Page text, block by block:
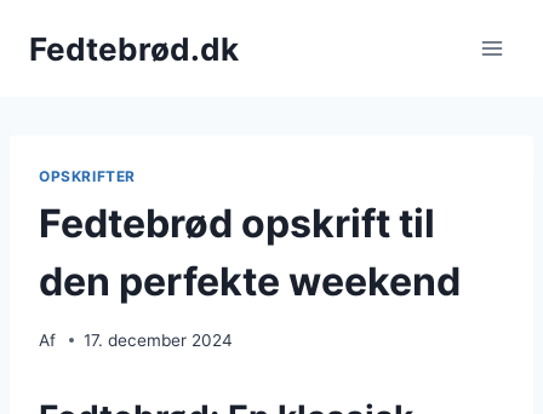
Fedtebrød.dk
OPSKRIFTER
Fedtebrød opskrift til
den perfekte weekend
Af 17. december 2024